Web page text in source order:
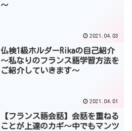
～
2021.04.03
仏検1級ホルダーRikaの自己紹介
～私なりのフランス語学習方法を
ご紹介していきます～
2021.04.01
【フランス語会話】会話を重ねる
ことが上達のカギ～中でもマンツ